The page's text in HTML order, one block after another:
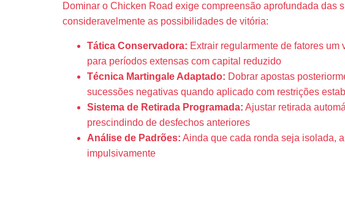
Dominar o Chicken Road exige compreensão aprofundada das
consideravelmente as possibilidades de vitória:
Tática Conservadora: Extrair regularmente de fatores
para períodos extensas com capital reduzido
Técnica Martingale Adaptado: Dobrar apostas
sucessões negativas quando aplicado com restrições
Sistema de Retirada Programada: Ajustar retirada
prescindindo de desfechos anteriores
Análise de Padrões: Ainda que cada ronda seja isolada,
impulsivamente